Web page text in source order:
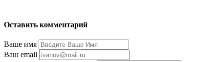
Оставить комментарий
Ваше имя
Ваш email